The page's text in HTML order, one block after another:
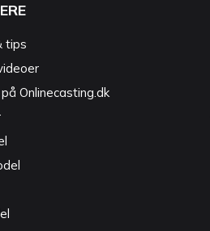
tips
Onlinecasting.dk